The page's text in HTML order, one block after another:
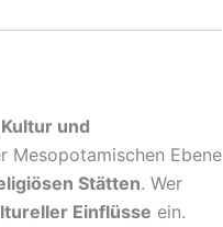
und
Mesopotamischen Ebene
Stätten. Wer
Einflüsse ein.